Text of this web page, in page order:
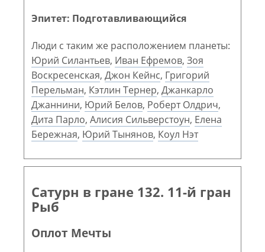
Эпитет: Подготавливающийся
Люди с таким же расположением планеты:
Юрий Силантьев, Иван Ефремов, Зоя
Воскресенская, Джон Кейнс, Григорий
Перельман, Кэтлин Тернер, Джанкарло
Джаннини, Юрий Белов, Роберт Олдрич,
Дита Парло, Алисия Сильверстоун, Елена
Бережная, Юрий Тынянов, Коул Нэт
Сатурн в гране 132. 11-й гран
Рыб
Оплот Мечты